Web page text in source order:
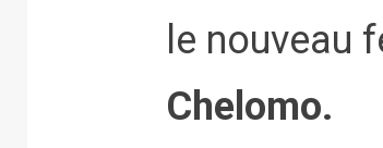
le nouveau
Chelomo.